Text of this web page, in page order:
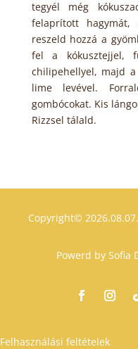
tegyél még
felaprított
reszeld hozzá a
fel a kókusztejjel,
chilipehellyel, majd
lime levével.
gombócokat. Kis
Rizzsel tálald.
Copyright© 2026.08.07.
Powerd by Sofia
Felhasználási feltételek